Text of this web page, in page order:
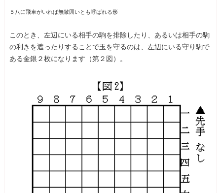
５八に飛車がいれば無敵囲いとも呼ばれる形
このとき、左辺にいる相手の駒を排除したり、あるいは相手の駒
の利きを遮ったりすることで玉を守るのは、左辺にいる守り駒で
ある金銀２枚になります（第２図）。